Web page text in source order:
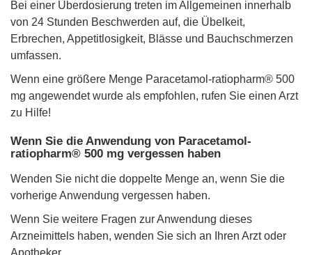
Bei einer Überdosierung treten im Allgemeinen innerhalb
von 24 Stunden Beschwerden auf, die Übelkeit,
Erbrechen, Appetitlosigkeit, Blässe und Bauchschmerzen
umfassen.
Wenn eine größere Menge Paracetamol-ratiopharm® 500
mg angewendet wurde als empfohlen, rufen Sie einen Arzt
zu Hilfe!
Wenn Sie die Anwendung von Paracetamol-
ratiopharm® 500 mg vergessen haben
Wenden Sie nicht die doppelte Menge an, wenn Sie die
vorherige Anwendung vergessen haben.
Wenn Sie weitere Fragen zur Anwendung dieses
Arzneimittels haben, wenden Sie sich an Ihren Arzt oder
Apotheker.